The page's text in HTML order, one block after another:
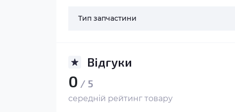
Тип запчастини
Відгуки
0 / 5
середній рейтинг товару